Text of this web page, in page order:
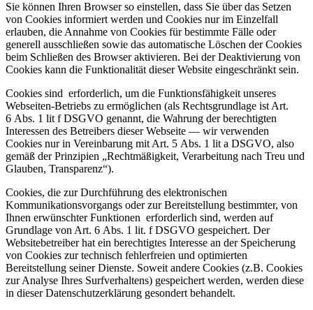
Sie können Ihren Browser so einstellen, dass Sie über das Setzen
von Cookies informiert werden und Cookies nur im Einzelfall
erlauben, die Annahme von Cookies für bestimmte Fälle oder
generell ausschließen sowie das automatische Löschen der Cookies
beim Schließen des Browser aktivieren. Bei der Deaktivierung von
Cookies kann die Funktionalität dieser Website eingeschränkt sein.
Cookies sind erforderlich, um die Funktionsfähigkeit unseres
Webseiten-Betriebs zu ermöglichen (als Rechtsgrundlage ist Art.
6 Abs. 1 lit fDSGVO genannt, die Wahrung der berechtigten
Interessen des Betreibers dieser Webseite — wir verwenden
Cookies nur in Vereinbarung mit Art. 5 Abs. 1 lit a DSGVO, also
gemäß der Prinzipien „Rechtmäßigkeit, Verarbeitung nach Treu und
Glauben, Transparenz“).
Cookies, die zur Durchführung des elektronischen
Kommunikationsvorgangs oder zur Bereitstellung bestimmter, von
Ihnen erwünschter Funktionen erforderlich sind, werden auf
Grundlage von Art. 6 Abs. 1 lit. fDSGVO gespeichert. Der
Websitebetreiber hat ein berechtigtes Interesse an der Speicherung
von Cookies zur technisch fehlerfreien und optimierten
Bereitstellung seiner Dienste. Soweit andere Cookies (z.B. Cookies
zur Analyse Ihres Surfverhaltens) gespeichert werden, werden diese
in dieser Datenschutzerklärung gesondert behandelt.